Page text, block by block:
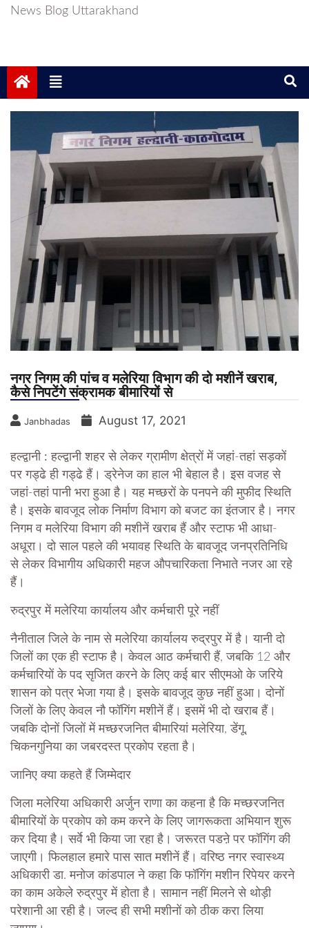
News Blog Uttarakhand
नगर निगम की पांच व मलेरिया विभाग की दो मशीनें खराब,
कैसे निपटेंगे संक्रामक बीमारियों से
Janbhadas August 17, 2021
हल्द्वानी :हल्‍द्वानी शहर से लेकर ग्रामीण क्षेत्रों में जहां-तहां सड़कों
पर गड्ढे ही गड्ढे हैं। ड्रेनेज का हाल भी बेहाल है। इस वजह से
जहां-तहां पानी भरा हुआ है। यह मच्छरों के पनपने की मुफीद स्थिति
है। इसके बावजूद लोक निर्माण विभाग को बजट का इंतजार है। नगर
निगम व मलेरिया विभाग की मशीनें खराब हैं और स्टाफ भी आधा-
अधूरा। दो साल पहले की भयावह स्थिति के बावजूद जनप्रतिनिधि
से लेकर विभागीय अधिकारी महज औपचारिकता निभाते नजर आ रहे
हैं।
रुद्रपुर में मलेरिया कार्यालय और कर्मचारी पूरे नहीं
नैनीताल जिले के नाम से मलेरिया कार्यालय रुद्रपुर में है। यानी दो
जिलों का एक ही स्टाफ है। केवल आठ कर्मचारी हैं, जबकि 12 और
कर्मचारियों के पद सृजित करने के लिए कई बार सीएमओ के जरिये
शासन को पत्र भेजा गया है। इसके बावजूद कुछ नहीं हुआ। दोनों
जिलों के लिए केवल नौ फॉगिंग मशीनें हैं। इसमें भी दो खराब हैं।
जबकि दोनों जिलों में मच्छरजनित बीमारियां मलेरिया, डेंगू,
चिकनगुनिया का जबरदस्त प्रकोप रहता है।
जानिए क्‍या कहते हैं जिम्‍मेदार
जिला मलेरिया अधिकारी अर्जुन राणा का कहना है कि मच्छरजनित
बीमारियों के प्रकोप को कम करने के लिए जागरूकता अभियान शुरू
कर दिया है। सर्वे भी किया जा रहा है। जरूरत पडऩे पर फॉगिंग की
जाएगी। फिलहाल हमारे पास सात मशीनें हैं। वरिष्ठ नगर स्वास्थ्य
अधिकारी डा. मनोज कांडपाल ने कहा कि फॉगिंग मशीन रिपेयर करने
का काम अकेले रुद्रपुर में होता है। सामान नहीं मिलने से थोड़ी
परेशानी आ रही है। जल्द ही सभी मशीनों को ठीक करा लिया